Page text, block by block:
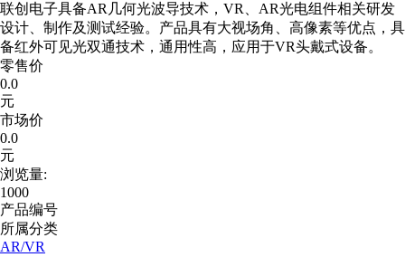
联创电子具备AR几何光波导技术，VR、AR光电组件相关研发
设计、制作及测试经验。产品具有大视场角、高像素等优点，具
备红外可见光双通技术，通用性高，应用于VR头戴式设备。
零售价
0.0
元
市场价
0.0
元
浏览量:
1000
产品编号
所属分类
AR/VR